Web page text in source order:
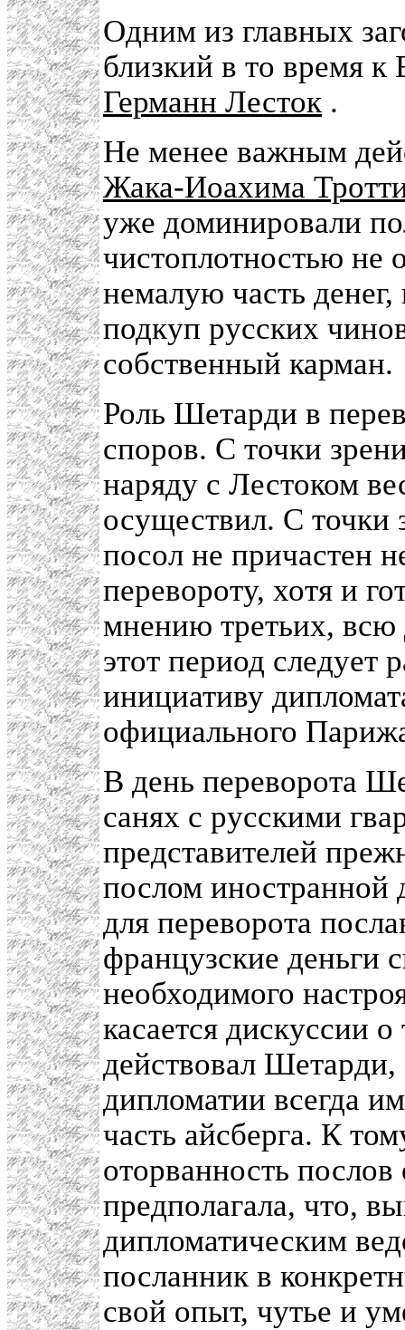
Одним из главных
близкий в то время к
Германн Лесток .
Не менее важным
Жака-Иоахима
уже доминировали
чистоплотностью не
немалую часть
подкуп русских
собственный карман.
Роль Шетарди в
споров. С точки
наряду с Лестоком
осуществил. С точки
посол не причастен
перевороту, хотя и
мнению третьих, всю
этот период следует
инициативу
официального
В день переворота
санях с русскими
представителей
послом иностранной
для переворота
французские деньги
необходимого
касается дискуссии
действовал
дипломатии всегда
часть айсберга. К
оторванность
предполагала, что,
дипломатическим
посланник в
свой опыт, чутье и